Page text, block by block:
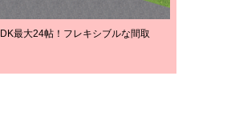
最大24帖！フレキシブルな間取